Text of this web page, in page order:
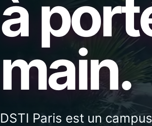
à
main.
DSTI Paris est un